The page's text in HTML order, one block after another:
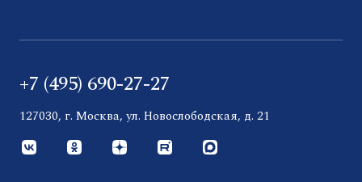
+7 (495) 690-27-27
127030, г. Москва, ул. Новослободская, д. 21